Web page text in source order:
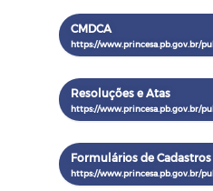
CMDCA
Resoluções e Atas
Formulários de Cadastros